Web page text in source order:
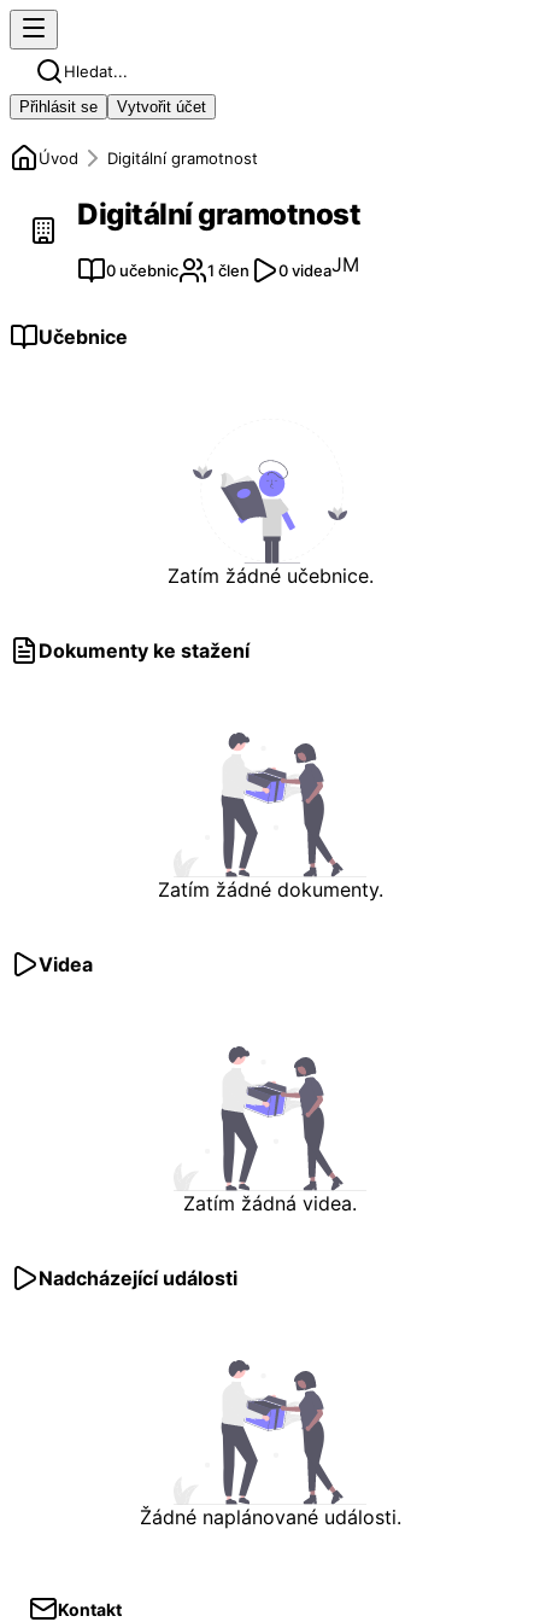
Hledat...
Přihlásit se Vytvořit účet
Úvod Digitální gramotnost
Digitální gramotnost
0 učebnic 1 člen 0 videaJM
Učebnice
Zatím žádné učebnice.
Dokumenty ke stažení
Zatím žádné dokumenty.
Videa
Zatím žádná videa.
Nadcházející události
Žádné naplánované události.
Kontakt